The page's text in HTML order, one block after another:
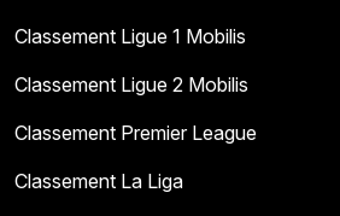
Classement Ligue 1 Mobilis
Classement Ligue 2 Mobilis
Classement Premier League
Classement La Liga